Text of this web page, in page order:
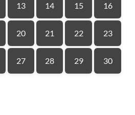
13 14 15 16
20 21 22 23
27 28 29 30